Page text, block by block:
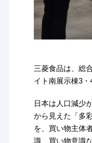
三菱食品は、総
イト南展示棟3・
日本は人口減少
から見えた「多
を、買い物主体
識、買い物意識